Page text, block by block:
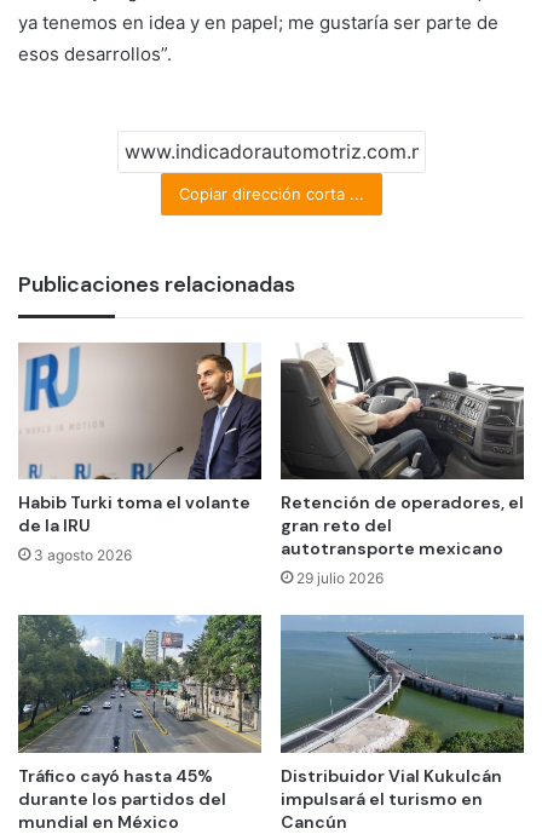
ya tenemos en idea y en papel; me gustaría ser parte de
esos desarrollos”.
Copiar dirección corta ...
Publicaciones relacionadas
Habib Turki toma el volante
de la IRU
3 agosto 2026
Retención de operadores, el
gran reto del
autotransporte mexicano
29 julio 2026
Tráfico cayó hasta 45%
durante los partidos del
mundial en México
Distribuidor Vial Kukulcán
impulsará el turismo en
Cancún